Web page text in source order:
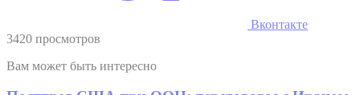
Вконтакте
3420 просмотров
Вам может быть интересно